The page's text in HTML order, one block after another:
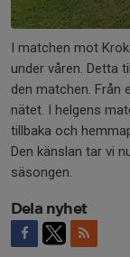
I matchen mot
under våren. Detta
den matchen. Från
nätet. I helgens
tillbaka och
Den känslan tar vi
säsongen.
Dela nyhet